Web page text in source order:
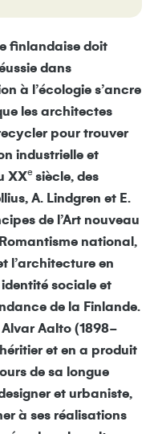
finlandaise doit
dans
à l’écologie s’ancre
les architectes
pour trouver
industrielle et
XXe siècle, des
A. Lindgren et E.
de l’Art nouveau
national,
l’architecture en
sociale et
de la Finlande.
Alvar Aalto (1898-
et en a produit
de sa longue
et urbaniste,
à ses réalisations